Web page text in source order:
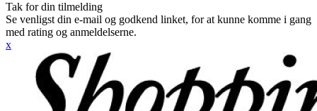
Tak for din tilmelding
Se venligst din e-mail og godkend linket, for at kunne komme i gang
med rating og anmeldelserne.
x